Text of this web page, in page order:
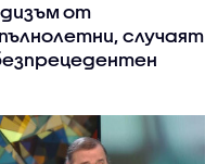
от
случаят